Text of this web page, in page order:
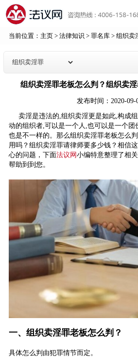
当前位置： 主页> 法律知识 > 罪名库> 组织卖
组织卖淫罪老板怎么判？组织卖
发布时间：2020-09-
卖淫是违法的,组织卖淫更是如此,构成
动的组织者,可以是一个人,也可以是一个团
也是不一样的。那么组织卖淫罪老板怎么
用吗？组织卖淫罪请律师要多少钱？相信
心的问题，下面法议网小编特意整理了相
帮助到到您。
一、组织卖淫罪老板怎么判？
具体怎么判由犯罪情节而定。